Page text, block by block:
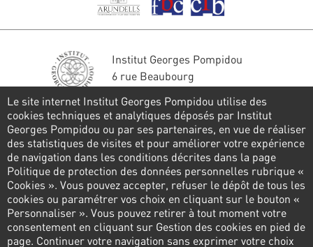
Institut Georges Pompidou
6 rue Beaubourg
Tél. : 01 44 78 41 22
Restons en contact
FORMULAIRE DE CONTACT
Suivez-nous
Le site internet Institut Georges Pompidou utilise des
cookies techniques et analytiques déposés par Institut
Georges Pompidou ou par ses partenaires, en vue de réaliser
des statistiques de visites et pour améliorer votre expérience
de navigation dans les conditions décrites dans la page
Politique de protection des données personnelles rubrique «
Cookies ». Vous pouvez accepter, refuser le dépôt de tous les
cookies ou paramétrer vos choix en cliquant sur le bouton «
Personnaliser ». Vous pouvez retirer à tout moment votre
consentement en cliquant sur Gestion des cookies en pied de
page. Continuer votre navigation sans exprimer votre choix